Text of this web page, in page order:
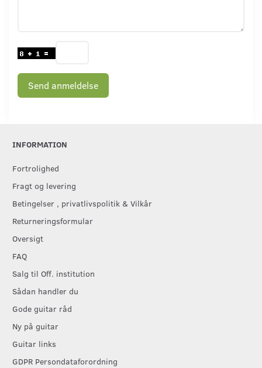
Send anmeldelse
INFORMATION
Fortrolighed
Fragt og levering
Betingelser , privatlivspolitik & Vilkår
Returneringsformular
Oversigt
FAQ
Salg til Off. institution
Sådan handler du
Gode guitar råd
Ny på guitar
Guitar links
GDPR Persondataforordning